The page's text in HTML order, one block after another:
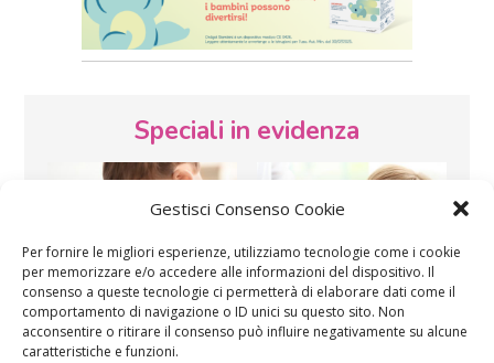
Gestisci Consenso Cookie
Per fornire le migliori esperienze, utilizziamo tecnologie come i cookie
per memorizzare e/o accedere alle informazioni del dispositivo. Il
consenso a queste tecnologie ci permetterà di elaborare dati come il
comportamento di navigazione o ID unici su questo sito. Non
acconsentire o ritirare il consenso può influire negativamente su alcune
caratteristiche e funzioni.
Speciali in evidenza
Vaccini SOS Pediatra